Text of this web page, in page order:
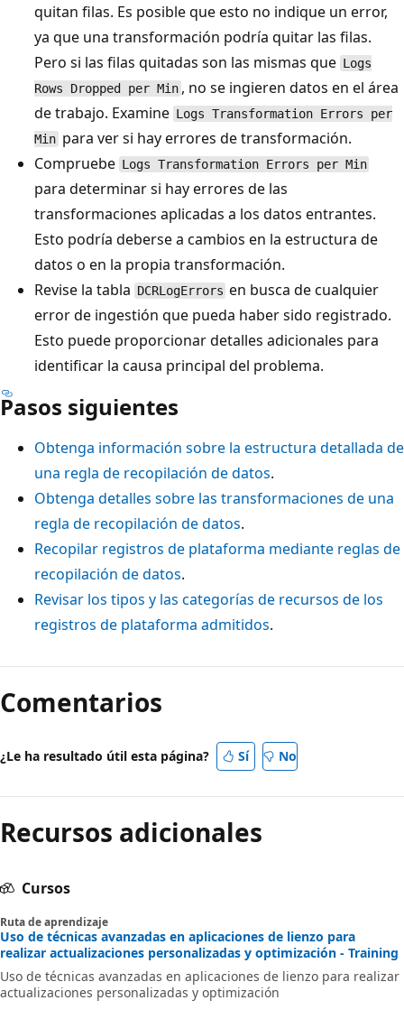
quitan filas. Es posible que esto no indique un error,
ya que una transformación podría quitar las filas.
Pero si las filas quitadas son las mismas que Logs
Rows Dropped per Min , no se ingieren datos en el área
de trabajo. Examine Logs Transformation Errors per
Min para ver si hay errores de transformación.
Compruebe Logs Transformation Errors per Min
para determinar si hay errores de las
transformaciones aplicadas a los datos entrantes.
Esto podría deberse a cambios en la estructura de
datos o en la propia transformación.
Revise la tabla DCRLogErrors en busca de cualquier
error de ingestión que pueda haber sido registrado.
Esto puede proporcionar detalles adicionales para
identificar la causa principal del problema.
Pasos siguientes
Obtenga información sobre la estructura detallada de
una regla de recopilación de datos.
Obtenga detalles sobre las transformaciones de una
regla de recopilación de datos.
Recopilar registros de plataforma mediante reglas de
recopilación de datos.
Revisar los tipos y las categorías de recursos de los
registros de plataforma admitidos.
Comentarios
¿Le ha resultado útil esta página? Sí No
Recursos adicionales
Cursos
Ruta de aprendizaje
Uso de técnicas avanzadas en aplicaciones de lienzo para
realizar actualizaciones personalizadas y optimización - Training
Uso de técnicas avanzadas en aplicaciones de lienzo para realizar
actualizaciones personalizadas y optimización